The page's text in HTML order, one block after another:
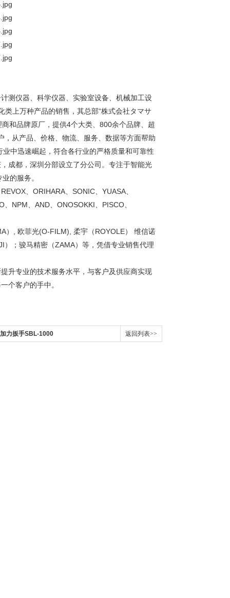
测仪器、科学仪器、实验室设备、机械加工设
上万种产品的销售，其总部“株式会社タマサ
和品牌原厂，提供4个大类、800余个品牌、超
从产品、价格、物流、服务、数据等方面帮助
中迅速崛起，符合各行业的严格质量和可靠性
成都，深圳分部设立了分公司。专注于智能光
的服务。
、ORIHARA、SONIC、YUASA、
NPM、AND、ONOSOKKI、PISCO、
）, 欧菲光(O-FILM), 柔宇（ROYOLE） 维信诺
；骏马精密（ZAMA）等，凭借专业销售代理
升专业的技术服务水平，与客户及供应商实现
个客户的手中。
力扳手SBL-1000 返回列表>>